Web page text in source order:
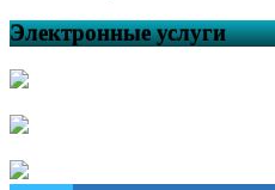
Электронные услуги